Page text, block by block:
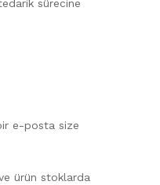
sürecine
e-posta size
ürün stoklarda